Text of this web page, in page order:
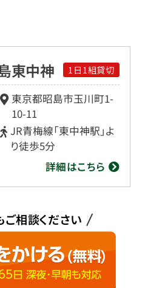
東中神 1日1組貸切
東京都昭島市玉川町1-
10-11
JR青梅線「東中神駅」よ
り徒歩5分
詳細はこちら
相談ください